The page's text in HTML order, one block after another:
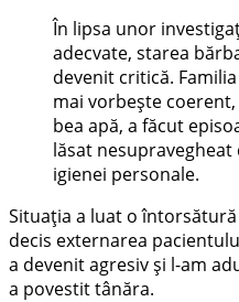
În lipsa unor
adecvate, starea
devenit critică.
mai vorbește
bea apă, a făcut
lăsat
igienei personale.
Situația a luat o
decis externarea
a devenit agresiv și l-am
a povestit tânăra.